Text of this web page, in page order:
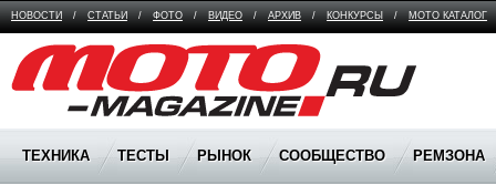
НОВОСТИ / СТАТЬИ / ФОТО / ВИДЕО / АРХИВ / КОНКУРСЫ / МОТО КАТАЛОГ
Moto Magazine
ТЕХНИКА ТЕСТЫ РЫНОК СООБЩЕСТВО РЕМЗОНА